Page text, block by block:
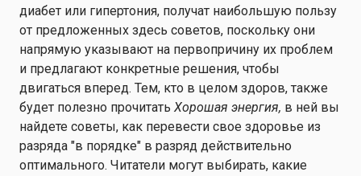
диабет или гипертония, получат наибольшую пользу
от предложенных здесь советов, поскольку они
напрямую указывают на первопричину их проблем
и предлагают конкретные решения, чтобы
двигаться вперед. Тем, кто в целом здоров, также
будет полезно прочитать Хорошая энергия, в ней вы
найдете советы, как перевести свое здоровье из
разряда "в порядке" в разряд действительно
оптимального. Читатели могут выбирать, какие